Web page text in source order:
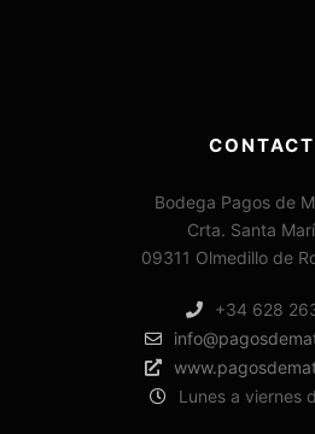
Bodega Pagos de
Crta. Santa
09311 Olmedillo de
+34 628
Lunes a viernes